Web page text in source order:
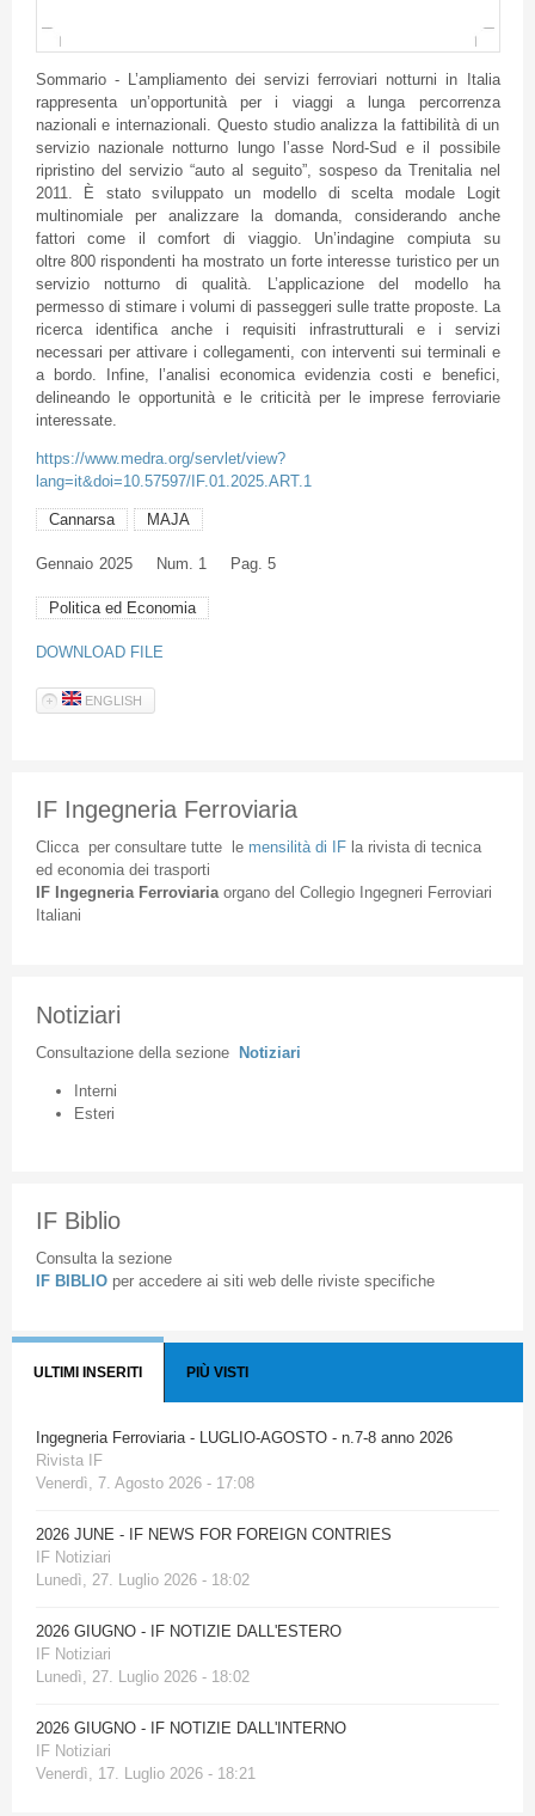
Sommario - L’ampliamento dei servizi ferroviari notturni in Italia
rappresenta un’opportunità per i viaggi a lunga percorrenza
nazionali e internazionali. Questo studio analizza la fattibilità di un
servizio nazionale notturno lungo l’asse Nord-Sud e il possibile
ripristino del servizio “auto al seguito”, sospeso da Trenitalia nel
2011. È stato sviluppato un modello di scelta modale Logit
multinomiale per analizzare la domanda, considerando anche
fattori come il comfort di viaggio. Un’indagine compiuta su
oltre 800 rispondenti ha mostrato un forte interesse turistico per un
servizio notturno di qualità. L’applicazione del modello ha
permesso di stimare i volumi di passeggeri sulle tratte proposte. La
ricerca identifica anche i requisiti infrastrutturali e i servizi
necessari per attivare i collegamenti, con interventi sui terminali e
a bordo. Infine, l’analisi economica evidenzia costi e benefici,
delineando le opportunità e le criticità per le imprese ferroviarie
interessate.
https://www.medra.org/servlet/view?
lang=it&doi=10.57597/IF.01.2025.ART.1
Cannarsa MAJA
Gennaio 2025 Num. 1 Pag. 5
Politica ed Economia
DOWNLOAD FILE
ENGLISH
IF Ingegneria Ferroviaria
Cliccaper consultare tuttele mensilità di IFla rivista di tecnica
ed economia dei trasporti
IF Ingegneria Ferroviaria organodel Collegio Ingegneri Ferroviari
Italiani
Notiziari
Consultazione della sezione Notiziari
Interni
Esteri
IF Biblio
Consulta la sezione
IF BIBLIO per accedere ai siti web delle riviste specifiche
ULTIMI INSERITI PIÙ VISTI
Ingegneria Ferroviaria - LUGLIO-AGOSTO - n.7-8 anno 2026
Rivista IF
Venerdì, 7. Agosto 2026 - 17:08
2026 JUNE - IF NEWS FOR FOREIGN CONTRIES
IF Notiziari
Lunedì, 27. Luglio 2026 - 18:02
2026 GIUGNO - IF NOTIZIE DALL'ESTERO
IF Notiziari
Lunedì, 27. Luglio 2026 - 18:02
2026 GIUGNO - IF NOTIZIE DALL'INTERNO
IF Notiziari
Venerdì, 17. Luglio 2026 - 18:21